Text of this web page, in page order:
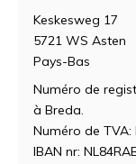
Keskesweg 17
5721 WS Asten
Pays-Bas
Numéro de
à Breda.
Numéro de TVA:
IBAN nr: